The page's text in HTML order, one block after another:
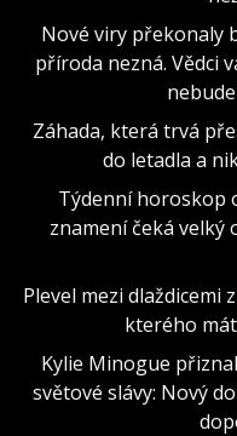
Nové viry překonaly
příroda nezná. Vědci
Záhada, která trvá
do letadla a
Týdenní horoskop
znamení čeká velký
Plevel mezi dlaždicemi
kterého
Kylie Minogue
světové slávy: Nový